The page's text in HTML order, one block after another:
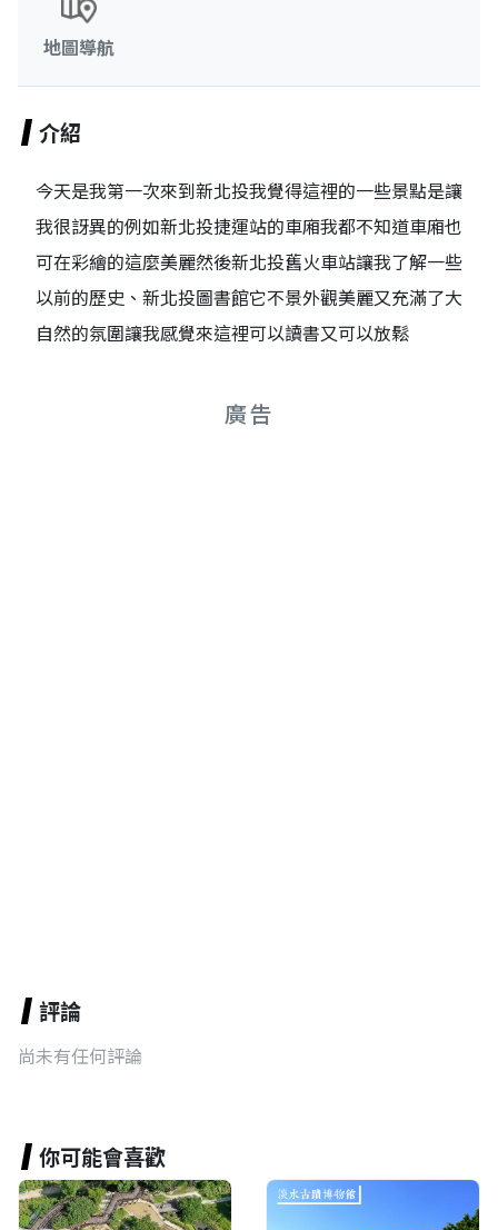
地圖導航
介紹
今天是我第一次來到新北投我覺得這裡的一些景點是讓
我很訝異的例如新北投捷運站的車廂我都不知道車廂也
可在彩繪的這麼美麗然後新北投舊火車站讓我了解一些
以前的歷史、新北投圖書館它不景外觀美麗又充滿了大
自然的氛圍讓我感覺來這裡可以讀書又可以放鬆
廣告
評論
尚未有任何評論
你可能會喜歡